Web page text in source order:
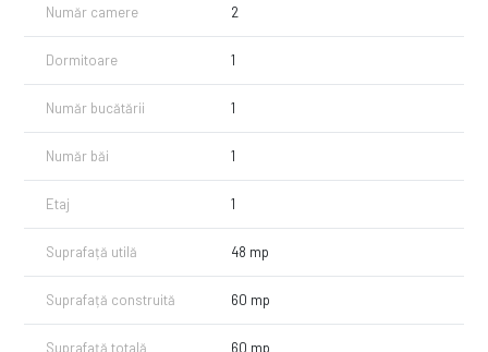
Se inchiriaza complet mobilat si utilat fiind disponibil imediat.
Recomand acest apartament persoanelor care doresc sa locuiasca
intr-o zona frumoasa a cartierului Zorilor, intr-un apartament frumos
amenajat.
incredere!
Număr camere 2
Dormitoare 1
Număr bucătării 1
Număr băi 1
Etaj 1
Suprafață utilă 48 mp
Suprafață construită 60 mp
Suprafață totală 60 mp